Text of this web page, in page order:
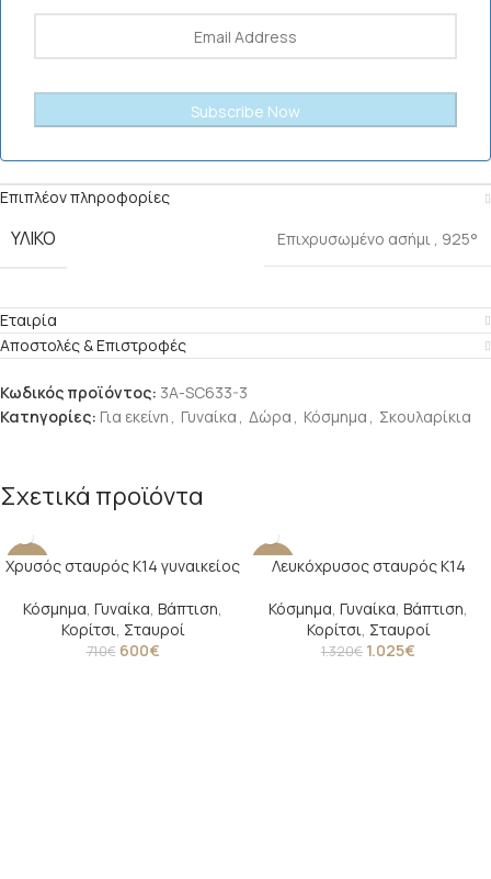
Επιπλέον πληροφορίες
ΥΛΙΚΟ Επιχρυσωμένο ασήμι , 925°
Εταιρία
Αποστολές & Επιστροφές
Κωδικός προϊόντος: 3Α-SC633-3
Κατηγορίες: Για εκείνη , Γυναίκα , Δώρα , Κόσμημα , Σκουλαρίκια
Σχετικά προϊόντα
-15%
Χρυσός σταυρός Κ14 γυναικείος
Κόσμημα, Γυναίκα, Βάπτιση,
Κορίτσι, Σταυροί
710€ 600€
-22%
Λευκόχρυσος σταυρός Κ14
Κόσμημα, Γυναίκα, Βάπτιση,
Κορίτσι, Σταυροί
1.320€ 1.025€